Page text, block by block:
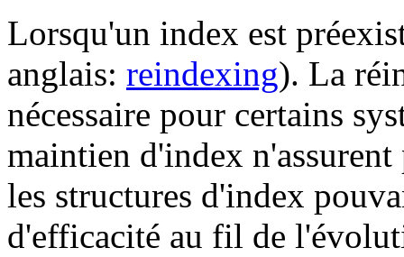
Lorsqu'un index est
anglais: reindexing). La
nécessaire pour certains
maintien d'index
les structures d'index
d'efficacité au fil de